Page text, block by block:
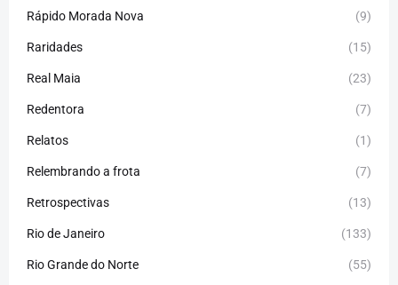
Rápido Morada Nova (9)
Raridades (15)
Real Maia (23)
Redentora (7)
Relatos (1)
Relembrando a frota (7)
Retrospectivas (13)
Rio de Janeiro (133)
Rio Grande do Norte (55)